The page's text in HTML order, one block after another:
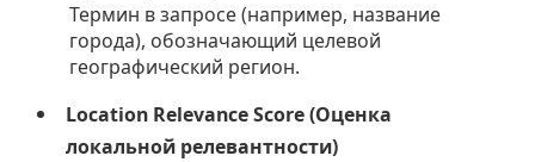
Термин в запросе (например, название
города), обозначающий целевой
географический регион.
Location Relevance Score (Оценка
локальной релевантности)